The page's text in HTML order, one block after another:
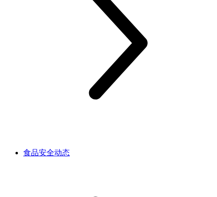
食品安全动态